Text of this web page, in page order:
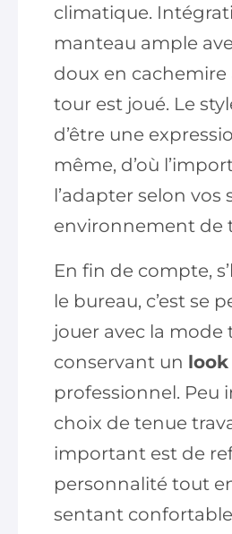
climatique.
manteau ample
doux en cachemire
tour est joué. Le
d’être une
même, d’où
l’adapter selon vos
environnement de
En fin de compte,
le bureau, c’est se
jouer avec la mode
conservant un look
professionnel. Peu
choix de tenue
important est de
personnalité tout
sentant